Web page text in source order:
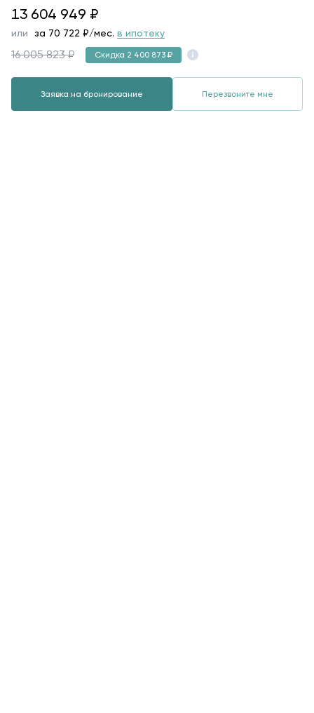
13604949
13 604 949 ₽
или за 70 722 ₽/мес. в ипотеку
16 005 823 ₽ Скидка 2 400 873 ₽
Заявка на бронирование Перезвоните мне